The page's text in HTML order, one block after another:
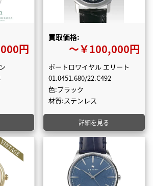
円
買取価格:
〜￥100,000円
ポートロワイヤル エリート
01.0451.680/22.C492
色:ブラック
材質:ステンレス
詳細を見る